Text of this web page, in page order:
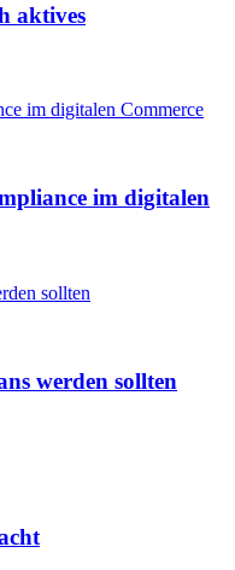
aktives
im digitalen
werden sollten